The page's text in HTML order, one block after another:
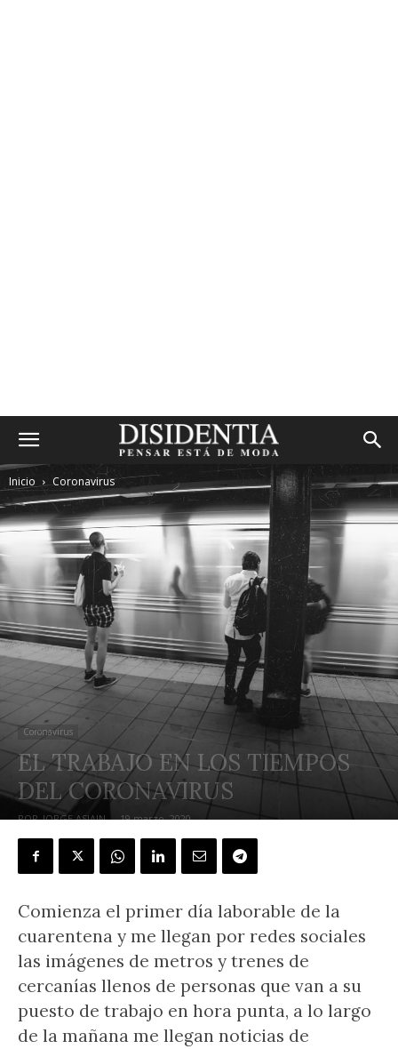
Inicio Coronavirus
Coronavirus
EL TRABAJO EN LOS TIEMPOS
DEL CORONAVIRUS
POR JORGE ASIAIN - 19 marzo, 2020
Comienza el primer día laborable de la
cuarentena y me llegan por redes sociales
las imágenes de metros y trenes de
cercanías llenos de personas que van a su
puesto de trabajo en hora punta, a lo largo
de la mañana me llegan noticias de